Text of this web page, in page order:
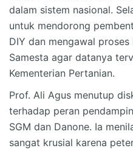
dalam sistem nasional.
untuk mendorong
DIY dan mengawal
Samesta agar datanya
Kementerian Pertanian.
Prof. Ali Agus menutup
terhadap peran
SGM dan Danone. Ia
sangat krusial karena